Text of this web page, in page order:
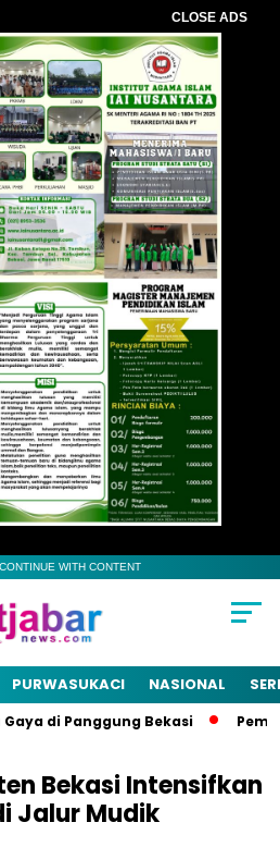
CLOSE ADS
WITH CONTENT
PURWASUKACI NASIONAL
di Panggung Bekasi Pemkab
Bekasi Intensifkan
Jalur Mudik